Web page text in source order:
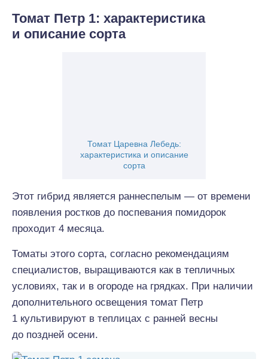
Томат Петр 1: характеристика
и описание сорта
Томат Царевна Лебедь:
характеристика и описание
сорта
Этот гибрид является раннеспелым — от времени
появления ростков до поспевания помидорок
проходит 4 месяца.
Томаты этого сорта, согласно рекомендациям
специалистов, выращиваются как в тепличных
условиях, так и в огороде на грядках. При наличии
дополнительного освещения томат Петр
1 культивируют в теплицах с ранней весны
до поздней осени.